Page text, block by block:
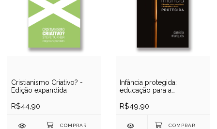
Cristianismo Criativo? -
Edição expandida
R$44,90
Infância protegida:
educação para a
prevenção ao abuso
R$49,90